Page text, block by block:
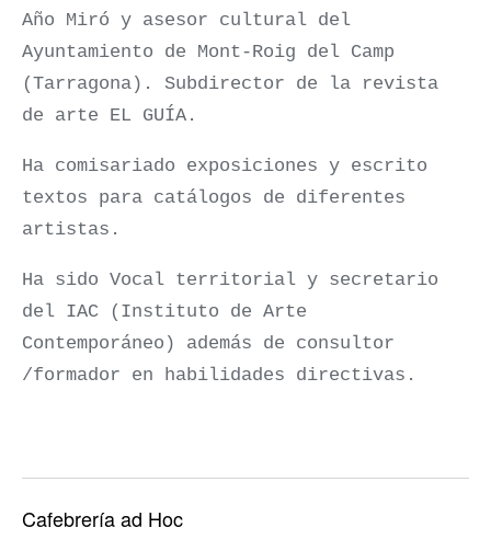
Año Miró y asesor cultural del
Ayuntamiento de Mont-Roig del Camp
(Tarragona). Subdirector de la revista
de arte EL GUÍA.
Ha comisariado exposiciones y escrito
textos para catálogos de diferentes
artistas.
Ha sido Vocal territorial y secretario
del IAC (Instituto de Arte
Contemporáneo) además de consultor
/formador en habilidades directivas.
Cafebrería ad Hoc